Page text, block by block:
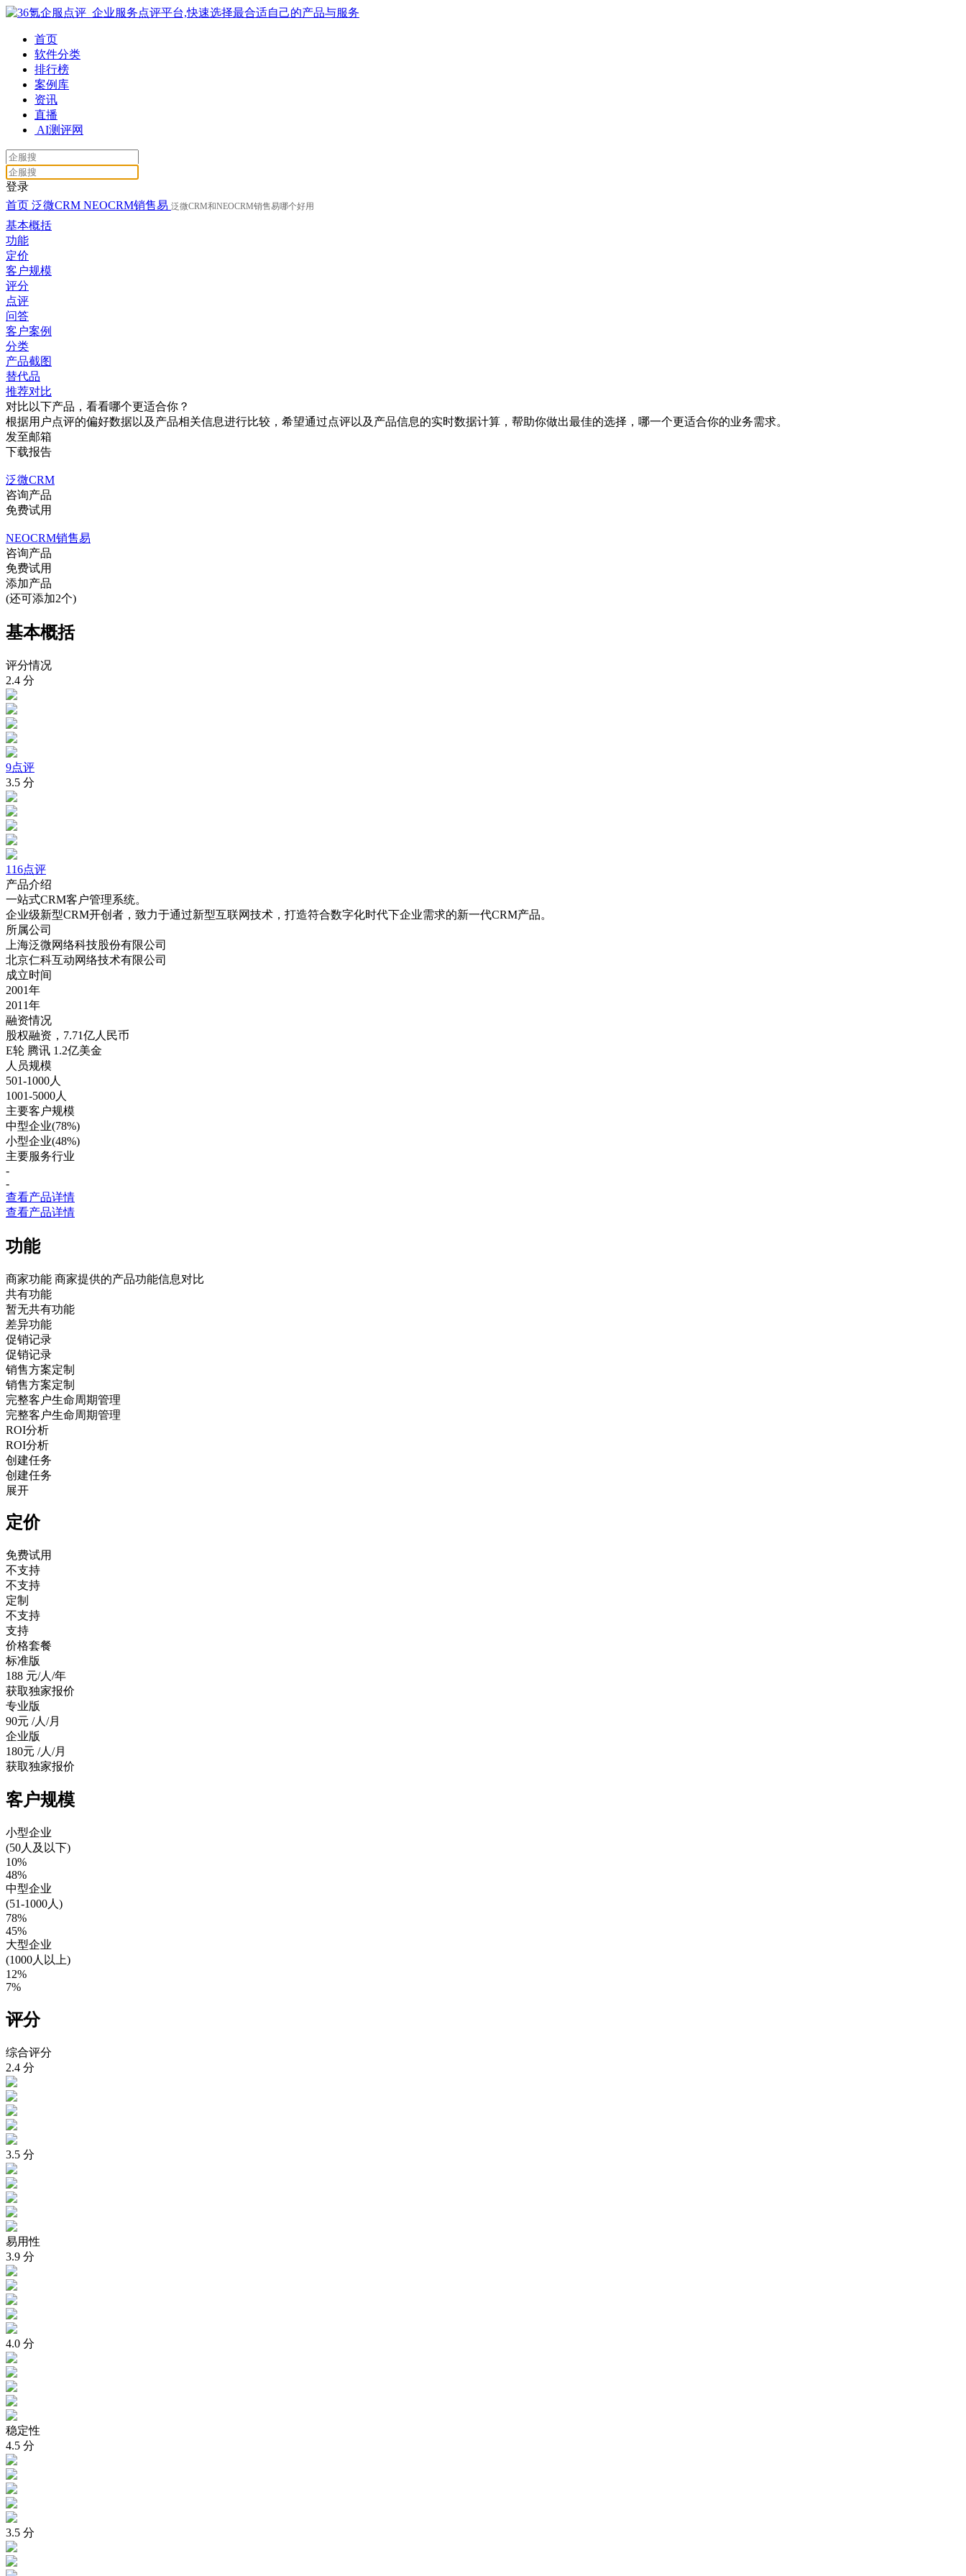
首页
软件分类
排行榜
案例库
资讯
直播
AI测评网
登录
首页 泛微CRM NEOCRM销售易 泛微CRM和NEOCRM销售易哪个好用
基本概括
功能
定价
客户规模
评分
点评
问答
客户案例
分类
产品截图
替代品
推荐对比
对比以下产品，看看哪个更适合你？
根据用户点评的偏好数据以及产品相关信息进行比较，希望通过点评以及产品信息的实时数据计算，帮助你做出最佳的选择，哪一个更适合你的业务需求。
发至邮箱
下载报告
泛微CRM
咨询产品
免费试用
NEOCRM销售易
咨询产品
免费试用
添加产品
(还可添加2个)
基本概括
评分情况
2.4 分
9点评
3.5 分
116点评
产品介绍
一站式CRM客户管理系统。
企业级新型CRM开创者，致力于通过新型互联网技术，打造符合数字化时代下企业需求的新一代CRM产品。
所属公司
上海泛微网络科技股份有限公司
北京仁科互动网络技术有限公司
成立时间
2001年
2011年
融资情况
股权融资，7.71亿人民币
E轮 腾讯 1.2亿美金
人员规模
501-1000人
1001-5000人
主要客户规模
中型企业(78%)
小型企业(48%)
主要服务行业
-
-
查看产品详情
查看产品详情
功能
商家功能 商家提供的产品功能信息对比
共有功能
暂无共有功能
差异功能
促销记录
促销记录
销售方案定制
销售方案定制
完整客户生命周期管理
完整客户生命周期管理
ROI分析
ROI分析
创建任务
创建任务
展开
定价
免费试用
不支持
不支持
定制
不支持
支持
价格套餐
标准版
188 元/人/年
获取独家报价
专业版
90元 /人/月
企业版
180元 /人/月
获取独家报价
客户规模
小型企业
(50人及以下)
10%
48%
中型企业
(51-1000人)
78%
45%
大型企业
(1000人以上)
12%
7%
评分
综合评分
2.4 分
3.5 分
易用性
3.9 分
4.0 分
稳定性
4.5 分
3.5 分